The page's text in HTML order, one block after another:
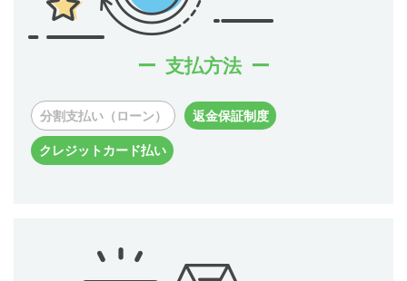
支払方法
分割支払い（ローン） 返金保証制度
クレジットカード払い